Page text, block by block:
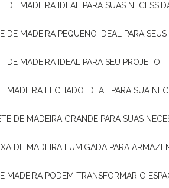
DE MADEIRA IDEAL PARA SUAS
DE MADEIRA PEQUENO IDEAL PARA
DE MADEIRA IDEAL PARA SEU PROJETO
MADEIRA FECHADO IDEAL PARA SUA
DE MADEIRA GRANDE PARA SUAS
DE MADEIRA FUMIGADA PARA
MADEIRA PODEM TRANSFORMAR O